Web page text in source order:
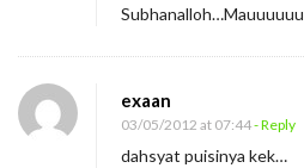
Subhanalloh…Mauuuuuu
exaan
03/05/2012 at 07:44- Reply
dahsyat puisinya kek…